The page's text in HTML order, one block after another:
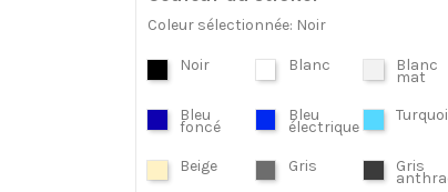
Coleur sélectionnée: Noir
Noir Blanc Blanc
mat
Bleu
foncé
Bleu
électrique
Beige Gris Gris